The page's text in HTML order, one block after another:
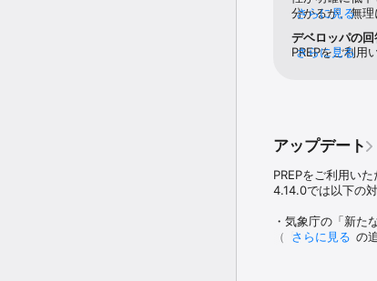
ファミリープラ
きます。
- 噴火速報・警報
- 降水情報
- 指定河川洪水予報
- 台風情報
- 大雨危険度（土砂
- 竜巻情報
- 雷情報
- 避難情報
分かるが、無理
る。地震速報
さらに見る
デベロッパの回
PREPをご利用
さらに見る
アップデート
PREPをご利用い
4.14.0では以下の
・気象庁の「新た
（「危険警報」の
さらに見る